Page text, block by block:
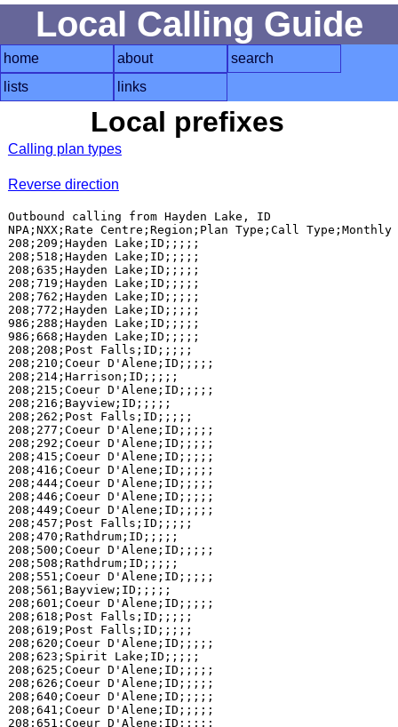
Local Calling Guide
home about
search
lists
links
Local prefixes
Calling plan types
Reverse direction
Outbound calling from Hayden Lake, ID
NPA;NXX;Rate Centre;Region;Plan Type;Call
208;209;Hayden Lake;ID;;;;;
208;518;Hayden Lake;ID;;;;;
208;635;Hayden Lake;ID;;;;;
208;719;Hayden Lake;ID;;;;;
208;762;Hayden Lake;ID;;;;;
208;772;Hayden Lake;ID;;;;;
986;288;Hayden Lake;ID;;;;;
986;668;Hayden Lake;ID;;;;;
208;208;Post Falls;ID;;;;;
208;210;Coeur D'Alene;ID;;;;;
208;214;Harrison;ID;;;;;
208;215;Coeur D'Alene;ID;;;;;
208;216;Bayview;ID;;;;;
208;262;Post Falls;ID;;;;;
208;277;Coeur D'Alene;ID;;;;;
208;292;Coeur D'Alene;ID;;;;;
208;415;Coeur D'Alene;ID;;;;;
208;416;Coeur D'Alene;ID;;;;;
208;444;Coeur D'Alene;ID;;;;;
208;446;Coeur D'Alene;ID;;;;;
208;449;Coeur D'Alene;ID;;;;;
208;457;Post Falls;ID;;;;;
208;470;Rathdrum;ID;;;;;
208;500;Coeur D'Alene;ID;;;;;
208;508;Rathdrum;ID;;;;;
208;551;Coeur D'Alene;ID;;;;;
208;561;Bayview;ID;;;;;
208;601;Coeur D'Alene;ID;;;;;
208;618;Post Falls;ID;;;;;
208;619;Post Falls;ID;;;;;
208;620;Coeur D'Alene;ID;;;;;
208;623;Spirit Lake;ID;;;;;
208;625;Coeur D'Alene;ID;;;;;
208;626;Coeur D'Alene;ID;;;;;
208;640;Coeur D'Alene;ID;;;;;
208;641;Coeur D'Alene;ID;;;;;
208;651;Coeur D'Alene;ID;;;;;